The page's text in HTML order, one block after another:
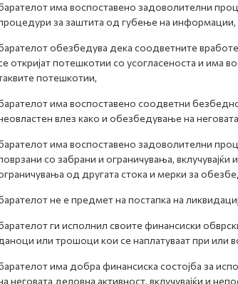
има воспоставено задоволителни
за заштита од губење на информации,
обезбедува дека соодветните
откријат потешкотии со усогласеноста и има
потешкотии,
има воспоставено соодветни
влез како и обезбедување на
има воспоставено задоволителни
со забрани и ограничувања,
од другата стока и мерки за
не е предмет на постапка на
ги исполнил своите финансиски
даноци или трошоци кои се наплатуваат при или
има добра финансиска состојба за
неговата деловна активност, вклучувајќи и